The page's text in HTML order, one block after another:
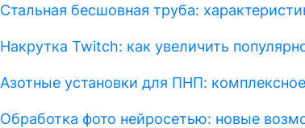
Стальная бесшовная труба:
Накрутка Twitch: как увеличить
Азотные установки для ПНП:
Обработка фото нейросетью: новые